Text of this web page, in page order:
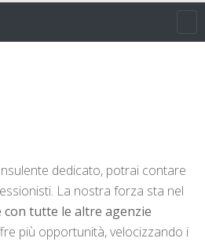
dedicato, potrai contare
La nostra forza sta nel
con tutte le altre agenzie
più opportunità, velocizzando i